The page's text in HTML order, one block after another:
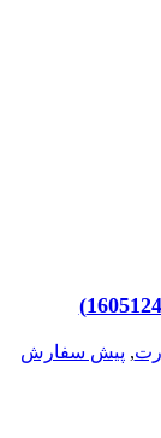
, پیش سفارش